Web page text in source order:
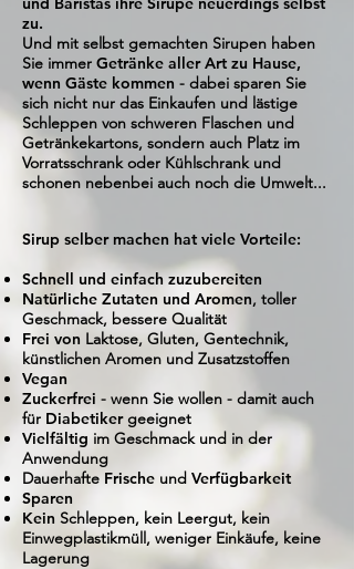
zu.
Und mit selbst gemachten Sirupen haben
Sie immer Getränke aller Art zu Hause,
wenn Gäste kommen - dabei sparen Sie
sich nicht nur das Einkaufen und lästige
Schleppen von schweren Flaschen und
Getränkekartons, sondern auch Platz im
Vorratsschrank oder Kühlschrank und
schonen nebenbei auch noch die Umwelt...
Sirup selber machen hat viele Vorteile:
Schnell und einfach zuzubereiten
Natürliche Zutaten und Aromen, toller
Geschmack, bessere Qualität
Frei von Laktose, Gluten, Gentechnik,
künstlichen Aromen und Zusatzstoffen
Vegan
Zuckerfrei - wenn Sie wollen - damit auch
für Diabetikergeeignet
Vielfältig im Geschmack und in der
Anwendung
Dauerhafte Frische und Verfügbarkeit
Sparen
Kein Schleppen, kein Leergut, kein
Einwegplastikmüll, weniger Einkäufe, keine
Lagerung